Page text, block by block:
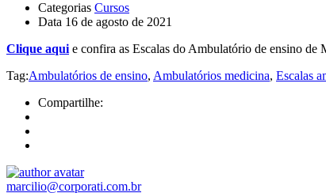
Categorias Cursos
Data 16 de agosto de 2021
Clique aqui e confira as Escalas do Ambulatório de ensino de
Tag:Ambulatórios de ensino, Ambulatórios medicina, Escalas
Compartilhe:
marcilio@corporati.com.br